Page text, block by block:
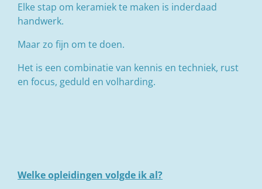
Elke stap om keramiek te maken is inderdaad
handwerk.
Maar zo fijn om te doen.
Het is een combinatie van kennis en techniek, rust
en focus, geduld en volharding.
Welke opleidingen volgde ik al?